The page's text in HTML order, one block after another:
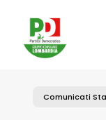
content
Comunicati